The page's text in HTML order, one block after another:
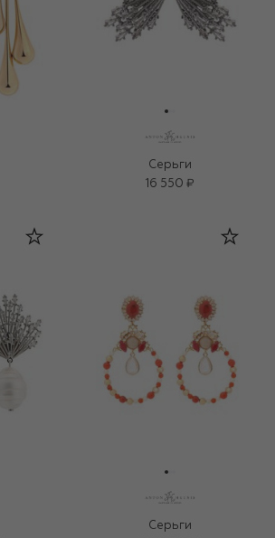
Серьги
16 550 ₽
Серьги